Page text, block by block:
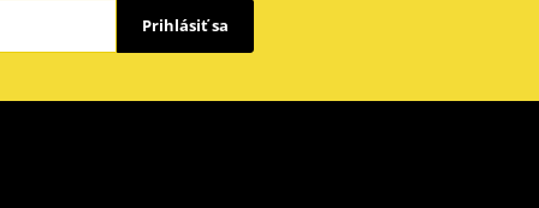
Prihlásiť sa